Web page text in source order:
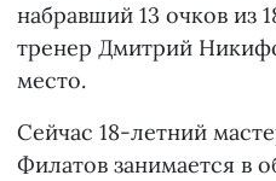
набравший 13 очков из
тренер Дмитрий
место.
Сейчас 18-летний
Филатов занимается в